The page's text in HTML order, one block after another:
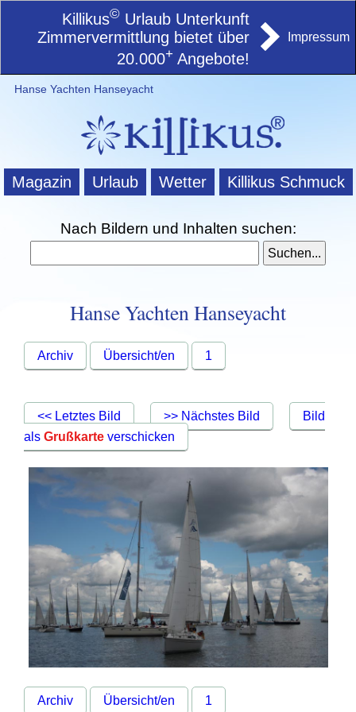
Killikus© Urlaub Unterkunft
Zimmervermittlung bietet über
20.000+ Angebote!
Impressum
Hanse Yachten Hanseyacht
Magazin Urlaub Wetter Killikus Schmuck
Nach Bildern und Inhalten suchen:
Hanse Yachten Hanseyacht
Archiv Übersicht/en 1
<< Letztes Bild >> Nächstes Bild
Bild
alsGrußkarte verschicken
Archiv Übersicht/en 1